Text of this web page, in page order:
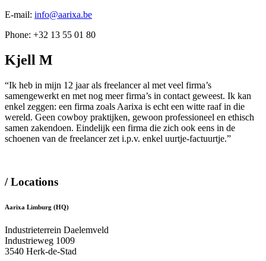
E-mail: info@aarixa.be
Phone: +32 13 55 01 80
Skip
to
Kjell M
“Ik heb in mijn 12 jaar als freelancer al met veel firma’s
samengewerkt en met nog meer firma’s in contact geweest. Ik kan
enkel zeggen: een firma zoals Aarixa is echt een witte raaf in die
wereld. Geen cowboy praktijken, gewoon professioneel en ethisch
samen zakendoen. Eindelijk een firma die zich ook eens in de
schoenen van de freelancer zet i.p.v. enkel uurtje-factuurtje.”
/ Locations
Aarixa Limburg (HQ)
Industrieterrein Daelemveld
Industrieweg 1009
3540 Herk-de-Stad